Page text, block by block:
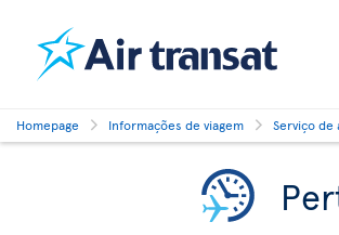
Homepage Informações de viagem Serviço de